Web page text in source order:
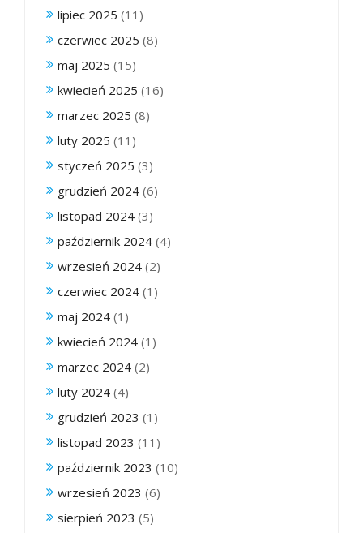
lipiec 2025 (11)
czerwiec 2025 (8)
maj 2025 (15)
kwiecień 2025 (16)
marzec 2025 (8)
luty 2025 (11)
styczeń 2025 (3)
grudzień 2024 (6)
listopad 2024 (3)
październik 2024 (4)
wrzesień 2024 (2)
czerwiec 2024 (1)
maj 2024 (1)
kwiecień 2024 (1)
marzec 2024 (2)
luty 2024 (4)
grudzień 2023 (1)
listopad 2023 (11)
październik 2023 (10)
wrzesień 2023 (6)
sierpień 2023 (5)